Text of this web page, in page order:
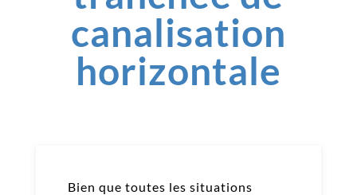
canalisation
horizontale
Bien que toutes les situations